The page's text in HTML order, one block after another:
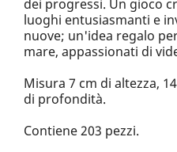
dei progressi. Un gioco
luoghi entusiasmanti e
nuove; un'idea regalo
mare, appassionati di
Misura 7 cm di altezza,
di profondità.
Contiene 203 pezzi.